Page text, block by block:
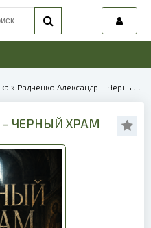
» Радченко Александр – Черный храм | 40218
ЧЕРНЫЙ ХРАМ